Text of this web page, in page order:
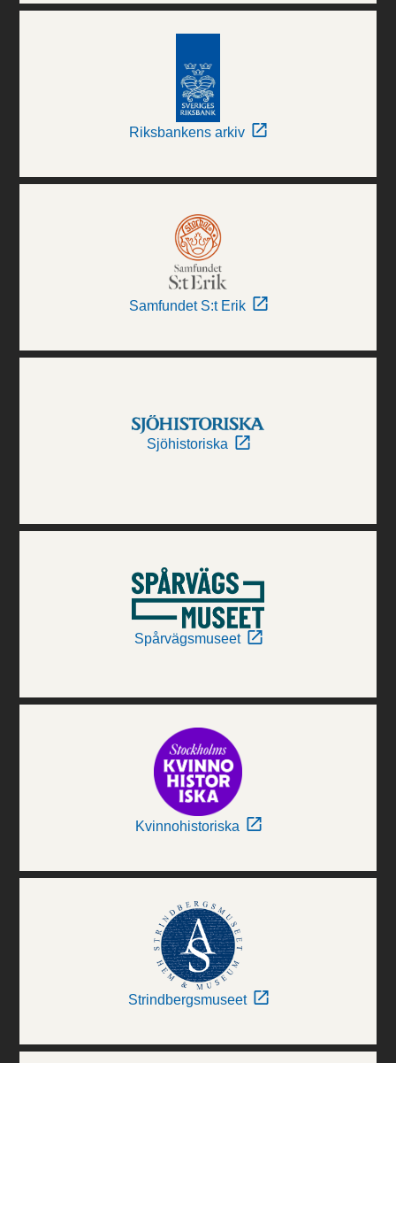
Riksbankens arkiv
Samfundet S:t Erik
Sjöhistoriska
Spårvägsmuseet
Kvinnohistoriska
Strindbergsmuseet